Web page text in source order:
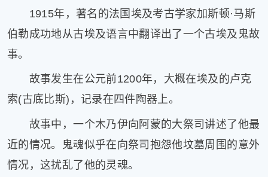
健
家
术
生
活
1915年，著名的法国埃及考古学家加斯顿·马斯
伯勒成功地从古埃及语言中翻译出了一个古埃及鬼故
事。
故事发生在公元前1200年，大概在埃及的卢克
索(古底比斯)，记录在四件陶器上。
故事中，一个木乃伊向阿蒙的大祭司讲述了他最
近的情况。鬼魂似乎在向祭司抱怨他坟墓周围的意外
情况，这扰乱了他的灵魂。